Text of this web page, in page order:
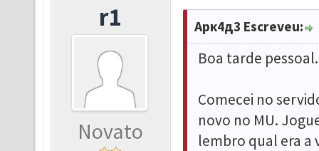
r1
Novato
Арк4д3 Escreveu:
Boa tarde pessoal.
Comecei no
novo no MU.
lembro qual era a